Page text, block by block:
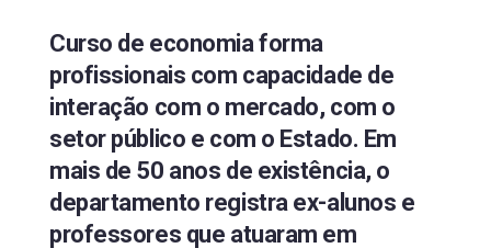
Curso de economia forma
profissionais com capacidade de
interação com o mercado, com o
setor público e com o Estado. Em
mais de 50 anos de existência, o
departamento registra ex-alunos e
professores que atuaram em